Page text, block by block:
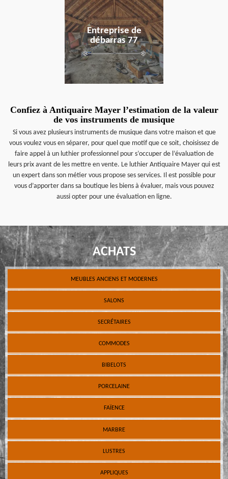
Entreprise de
débarras 77
en savoir plus
Confiez à Antiquaire Mayer l’estimation de la valeur
de vos instruments de musique
Si vous avez plusieurs instruments de musique dans votre maison et que
vous voulez vous en séparer, pour quel que motif que ce soit, choisissez de
faire appel à un luthier professionnel pour s’occuper de l’évaluation de
leurs prix avant de les mettre en vente. Le luthier Antiquaire Mayer qui est
un expert dans son métier vous propose ses services. Il est possible pour
vous d’apporter dans sa boutique les biens à évaluer, mais vous pouvez
aussi opter pour une évaluation en ligne.
ACHATS
MEUBLES ANCIENS ET MODERNES
SALONS
SECRÉTAIRES
COMMODES
BIBELOTS
PORCELAINE
FAÏENCE
MARBRE
LUSTRES
APPLIQUES